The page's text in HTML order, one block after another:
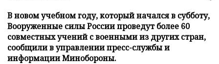
В новом учебном году, который начался в субботу,
Вооруженные силы России проведут более 60
совместных учений с военными из других стран,
сообщили в управлении пресс-службы и
информации Минобороны.